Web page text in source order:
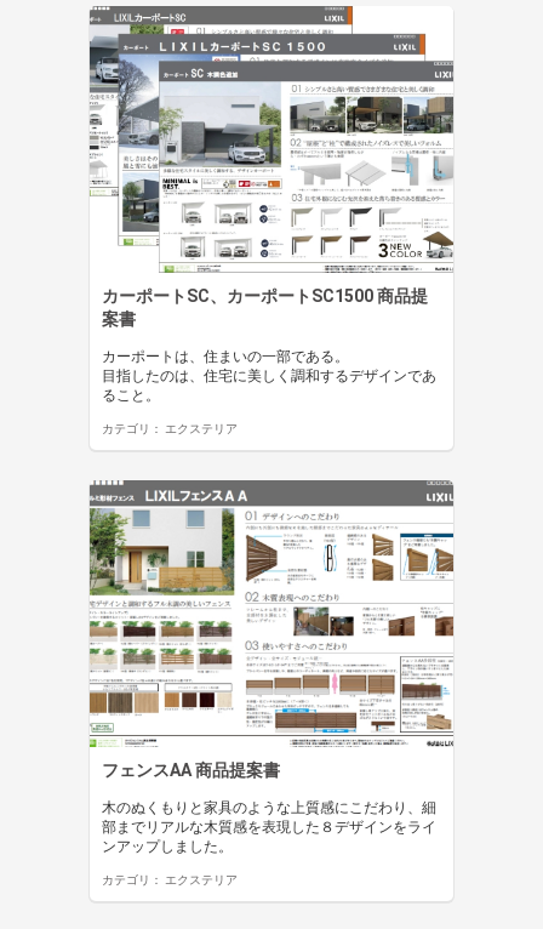
カーポートSC、カーポートSC1500 商品提
案書
カーポートは、住まいの一部である。
目指したのは、住宅に美しく調和するデザインであ
ること。
カテゴリ： エクステリア
フェンスAA 商品提案書
木のぬくもりと家具のような上質感にこだわり、細
部までリアルな木質感を表現した８デザインをライ
ンアップしました。
カテゴリ： エクステリア